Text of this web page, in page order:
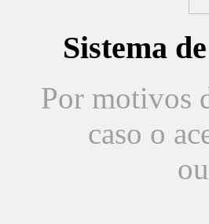
Sistema
Por motivos
caso o